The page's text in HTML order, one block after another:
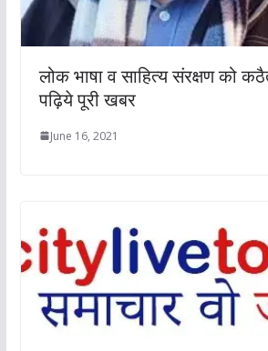
लोक भाषा व साहित्य संरक्षण को
पढ़िये पूरी खबर
June 16, 2021